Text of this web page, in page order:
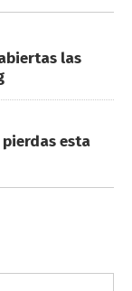
las
pierdas esta